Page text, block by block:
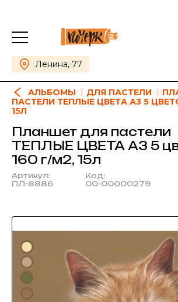
Ленина, 77
АЛЬБОМЫ ДЛЯ ПАСТЕЛИ
ПАСТЕЛИ ТЕПЛЫЕ ЦВЕТА А3 5
15Л
Планшет для пастели
ТЕПЛЫЕ ЦВЕТА А3 5
160 г/м2, 15л
Артикул:
ПЛ-8886
Код:
00-00000279